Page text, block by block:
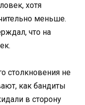
хотя
меньше.
что на
столкновения не
как бандиты
в сторону